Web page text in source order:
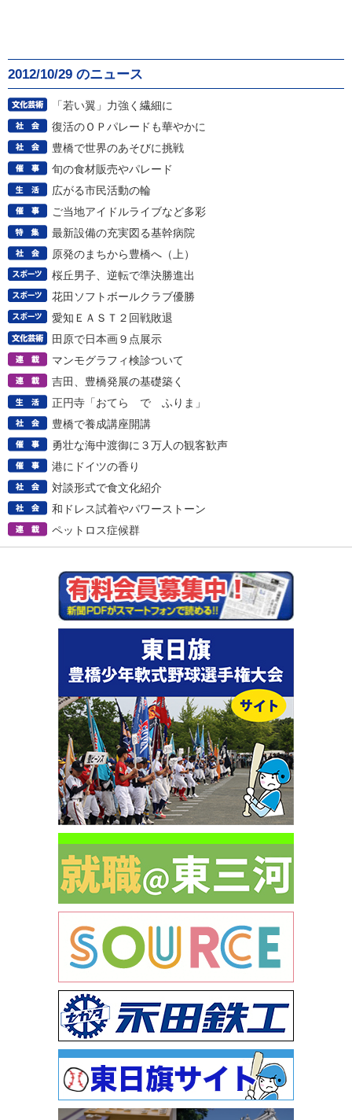
2012/10/29 のニュース
「若い翼」力強く繊細に
復活のＯＰパレードも華やかに
豊橋で世界のあそびに挑戦
旬の食材販売やパレード
広がる市民活動の輪
ご当地アイドルライブなど多彩
最新設備の充実図る基幹病院
原発のまちから豊橋へ（上）
桜丘男子、逆転で準決勝進出
花田ソフトボールクラブ優勝
愛知ＥＡＳＴ２回戦敗退
田原で日本画９点展示
マンモグラフィ検診ついて
吉田、豊橋発展の基礎築く
正円寺「おてら で ふりま」
豊橋で養成講座開講
勇壮な海中渡御に３万人の観客歓声
港にドイツの香り
対談形式で食文化紹介
和ドレス試着やパワーストーン
ペットロス症候群